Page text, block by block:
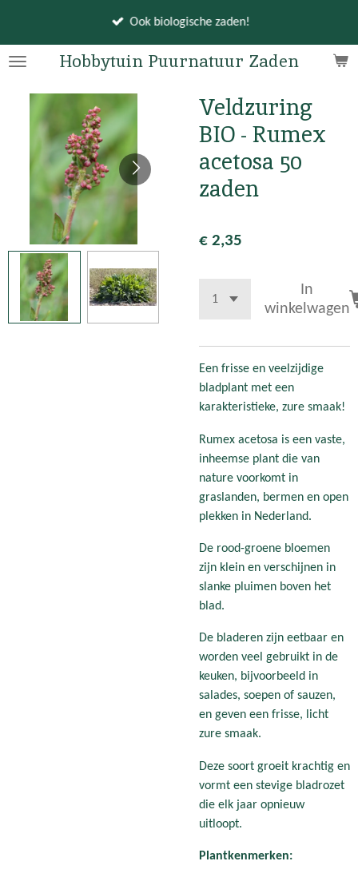
naar
hoofdinhoud
Hobbytuin Puurnatuur Zaden
Ook biologische zaden!
Veldzuring
BIO - Rumex
acetosa 50
zaden
€ 2,35
In
winkelwagen
Een frisse en veelzijdige
bladplant met een
karakteristieke, zure smaak!
Rumex acetosa is een vaste,
inheemse plant die van
nature voorkomt in
graslanden, bermen en open
plekken in Nederland.
De rood-groene bloemen
zijn klein en verschijnen in
slanke pluimen boven het
blad.
De bladeren zijn eetbaar en
worden veel gebruikt in de
keuken, bijvoorbeeld in
salades, soepen of sauzen,
en geven een frisse, licht
zure smaak.
Deze soort groeit krachtig en
vormt een stevige bladrozet
die elk jaar opnieuw
uitloopt.
Plantkenmerken: